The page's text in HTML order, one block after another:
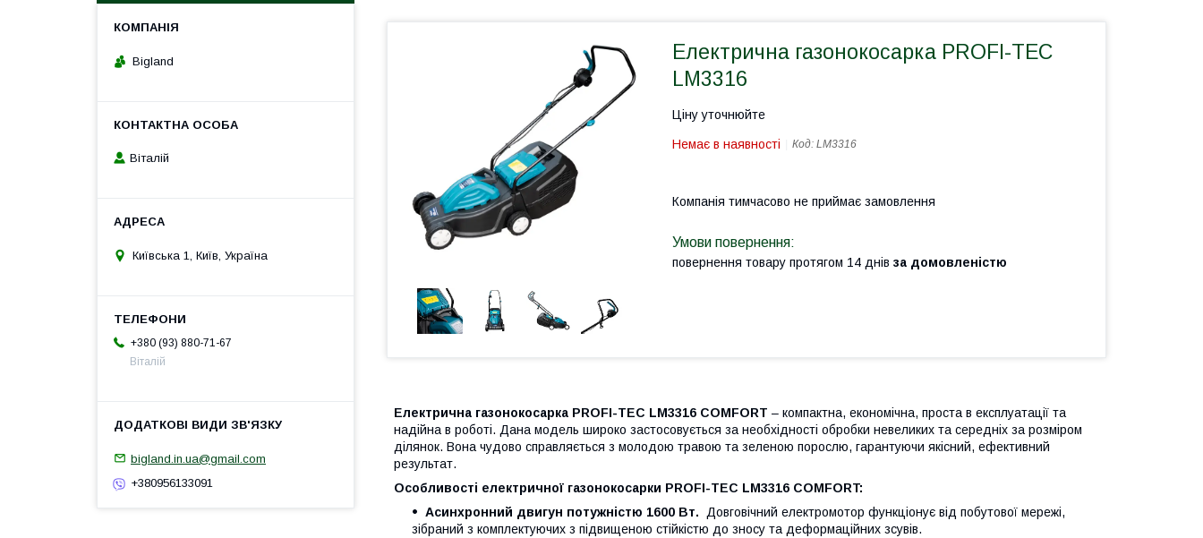
Електрична газонокосарка PROFI-TEC
LM3316
Ціну уточнюйте
Немає в наявності Код: LM3316
Компанія тимчасово не приймає замовлення
повернення товару протягом 14 днів за домовленістю
Електрична газонокосарка PROFI-TEC LM3316 COMFORT – компактна, економічна, проста в експлуатації та
надійна в роботі. Дана модель широко застосовується за необхідності обробки невеликих та середніх за розміром
ділянок. Вона чудово справляється з молодою травою та зеленою порослю, гарантуючи якісний, ефективний
результат.
Особливості електричної газонокосарки PROFI-TEC LM3316 COMFORT:
Асинхронний двигун потужністю 1600 Вт.
Довговічний електромотор функціонує від побутової мережі,
зібраний з комплектуючих з підвищеною стійкістю до зносу та деформаційних зсувів.
Bigland
Віталій
Київська 1, Київ, Україна
+380 (93) 880-71-67
Віталій
bigland.in.ua@gmail.com
+380956133091